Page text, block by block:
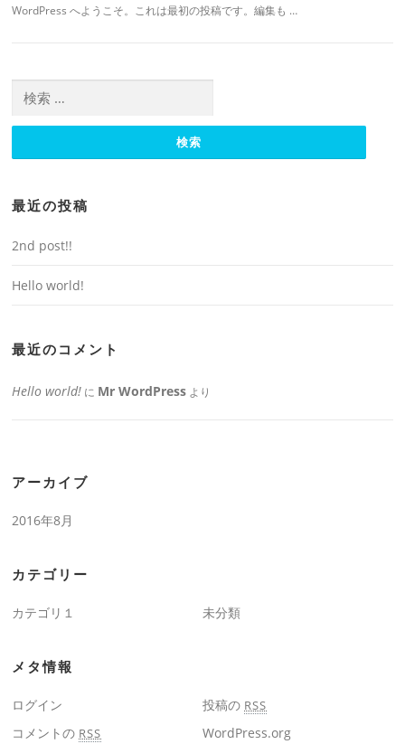
WordPress へようこそ。これは最初の投稿です。編集も …
最近の投稿
2nd post!!
Hello world!
最近のコメント
Hello world! に Mr WordPress より
アーカイブ
2016年8月
カテゴリー
カテゴリ１ 未分類
メタ情報
ログイン 投稿の RSS
コメントの RSS WordPress.org